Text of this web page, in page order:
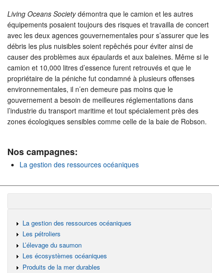
Living Oceans Societydémontra que le camion et les autres
équipements posaient toujours des risques et travailla de concert
avec les deux agences gouvernementales pour s’assurer que les
débris les plus nuisibles soient repêchés pour éviter ainsi de
causer des problèmes aux épaulards et aux baleines. Même si le
camion et 10,000 litres d’essence furent retrouvés et que le
propriétaire de la péniche fut condamné à plusieurs offenses
environnementales, il n’en demeure pas moins que le
gouvernement a besoin de meilleures réglementations dans
l’industrie du transport maritime et tout spécialement près des
zones écologiques sensibles comme celle de la baie de Robson.
Nos campagnes:
La gestion des ressources océaniques
La gestion des ressources océaniques
Les pétroliers
L’élevage du saumon
Les écosystèmes océaniques
Produits de la mer durables